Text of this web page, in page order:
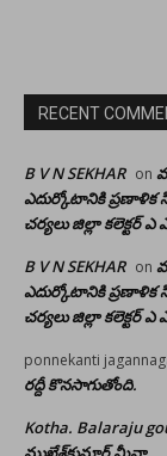
RECENT
B V N SEKHAR on
ఎదుర్కోటానికి ప్రణాళిక
చర్యలు జిల్లా కలెక్టర్
B V N SEKHAR on
ఎదుర్కోటానికి ప్రణాళిక
చర్యలు జిల్లా కలెక్టర్
ponnekanti
రద్దీ కొనసాగుతోంది.
Kotha. Balaraju